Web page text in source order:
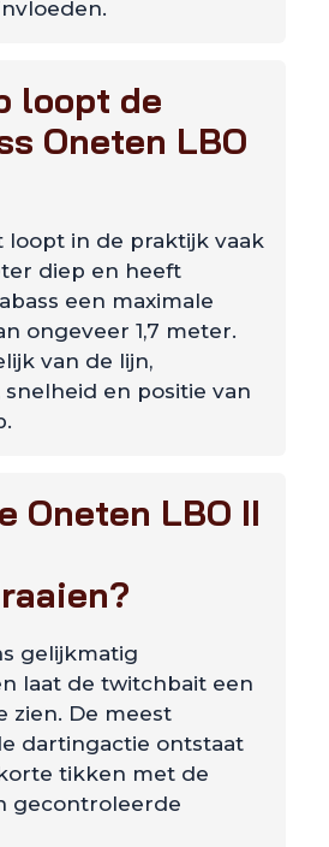
loopt de
Oneten LBO
loopt in de praktijk vaak
diep en heeft
een maximale
ongeveer 1,7 meter.
van de lijn,
en positie van
Oneten LBO II
gelijkmatig
laat de twitchbait een
zien. De meest
dartingactie ontstaat
tikken met de
gecontroleerde